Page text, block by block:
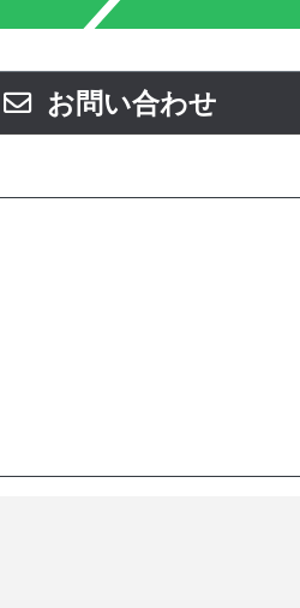
お問い合わせ